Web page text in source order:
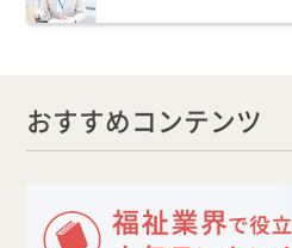
おすすめコンテンツ